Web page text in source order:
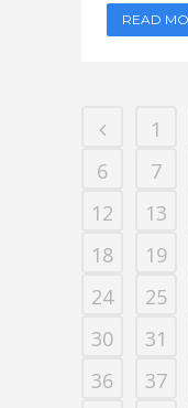
READ
1
6
7
12
13
18
19
24
25
30
31
36
37